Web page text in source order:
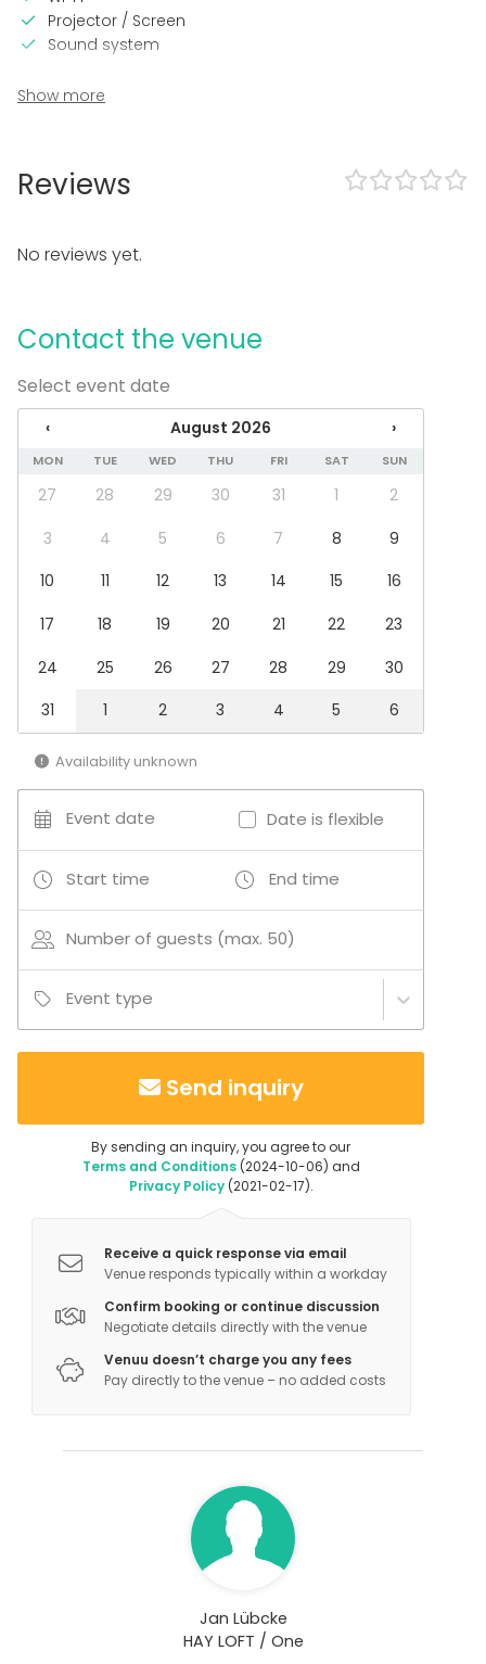
Projector / Screen
Sound system
In the venue
Equipment
Whiteboard / Flip chart
Dinnerware
Party
Wedding
Meeting
Conference / Seminar
Christmas Party
Kids Party
Family Celebration
Multi-purpose event space
Meeting room
Conference space
Show more
Reviews
No reviews yet.
Contact the venue
Select event date
‹ August 2026 ›
MON TUE WED THU FRI SAT SUN
27 28 29 30 31 1
2
3
4 5 6 7 8
9
10
11 12 13 14 15
16
17
18 19 20 21 22
23
24
25 26 27 28 29
30
31
1 2 3 4 5 6
Availability unknown
Event date Date is flexible
Start time End time
Number of guests (max. 50)
Event type
Send inquiry
By sending an inquiry, you agree to our
Terms and Conditions(2024-10-06) and
Privacy Policy(2021-02-17).
Receive a quick response via email
Venue responds typically within a workday
Confirm booking or continue discussion
Negotiate details directly with the venue
Venuu doesn’t charge you any fees
Pay directly to the venue – no added costs
Jan Lübcke
HAY LOFT / One